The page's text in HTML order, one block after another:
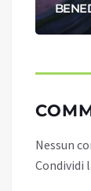
Nessun
Condividi